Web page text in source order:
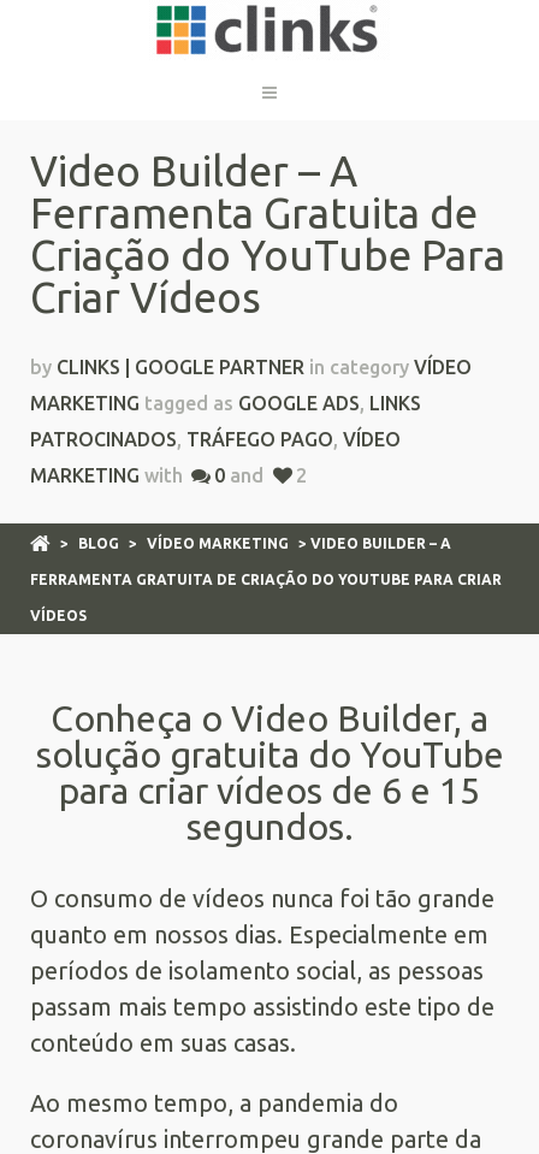
Video Builder – A
Ferramenta Gratuita de
Criação do YouTube Para
Criar Vídeos
by CLINKS | GOOGLE PARTNER in category VÍDEO
MARKETING tagged as GOOGLE ADS, LINKS
PATROCINADOS, TRÁFEGO PAGO, VÍDEO
MARKETING with 0 and 2
> BLOG > VÍDEO MARKETING > VIDEO BUILDER – A
FERRAMENTA GRATUITA DE CRIAÇÃO DO YOUTUBE PARA CRIAR
VÍDEOS
Conheça o Video Builder, a
solução gratuita do YouTube
para criar vídeos de 6 e 15
segundos.
O consumo de vídeos nunca foi tão grande
quanto em nossos dias. Especialmente em
períodos de isolamento social, as pessoas
passam mais tempo assistindo este tipo de
conteúdo em suas casas.
Ao mesmo tempo, a pandemia do
coronavírus interrompeu grande parte da